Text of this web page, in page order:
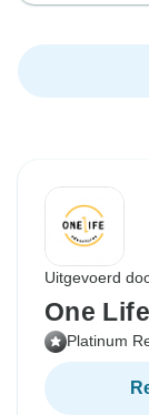
Uitgevoerd
One
Platinum